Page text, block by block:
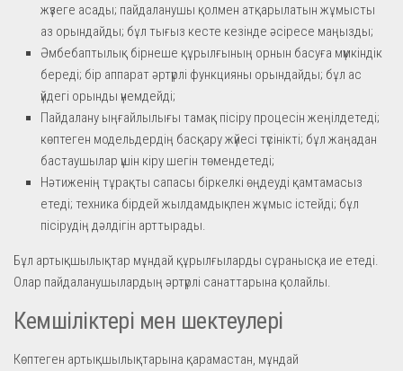
жүзеге асады; пайдаланушы қолмен атқарылатын жұмысты
аз орындайды; бұл тығыз кесте кезінде әсіресе маңызды;
Әмбебаптылық бірнеше құрылғының орнын басуға мүмкіндік
береді; бір аппарат әртүрлі функцияны орындайды; бұл ас
үйдегі орынды үнемдейді;
Пайдалану ыңғайлылығы тамақ пісіру процесін жеңілдетеді;
көптеген модельдердің басқару жүйесі түсінікті; бұл жаңадан
бастаушылар үшін кіру шегін төмендетеді;
Нәтиженің тұрақты сапасы біркелкі өңдеуді қамтамасыз
етеді; техника бірдей жылдамдықпен жұмыс істейді; бұл
пісірудің дәлдігін арттырады.
Бұл артықшылықтар мұндай құрылғыларды сұранысқа ие етеді.
Олар пайдаланушылардың әртүрлі санаттарына қолайлы.
Кемшіліктері мен шектеулері
Көптеген артықшылықтарына қарамастан, мұндай